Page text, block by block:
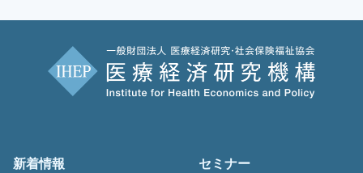
新着情報
セミナー